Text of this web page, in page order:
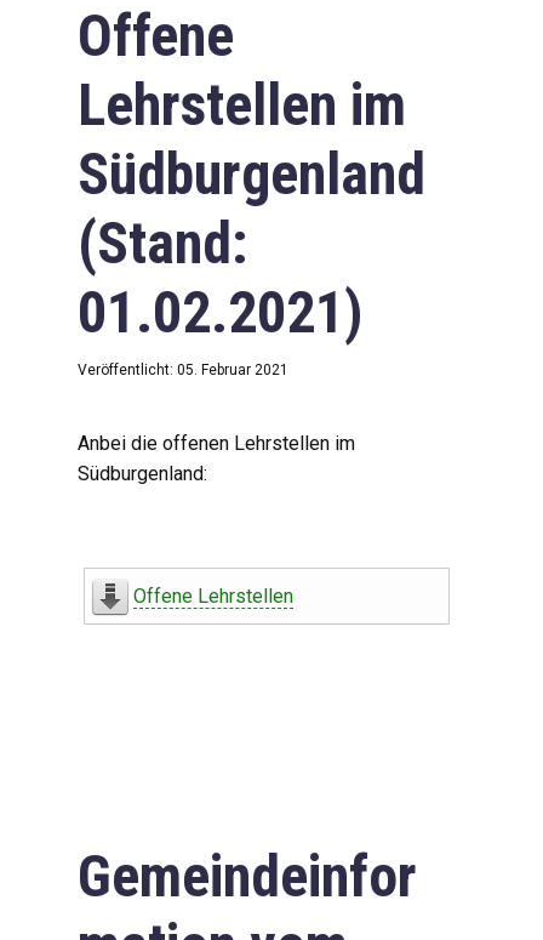
Offene
Lehrstellen im
Südburgenland
(Stand:
01.02.2021)
Veröffentlicht: 05. Februar 2021
Anbei die offenen Lehrstellen im
Südburgenland:
Offene Lehrstellen
Gemeindeinfor